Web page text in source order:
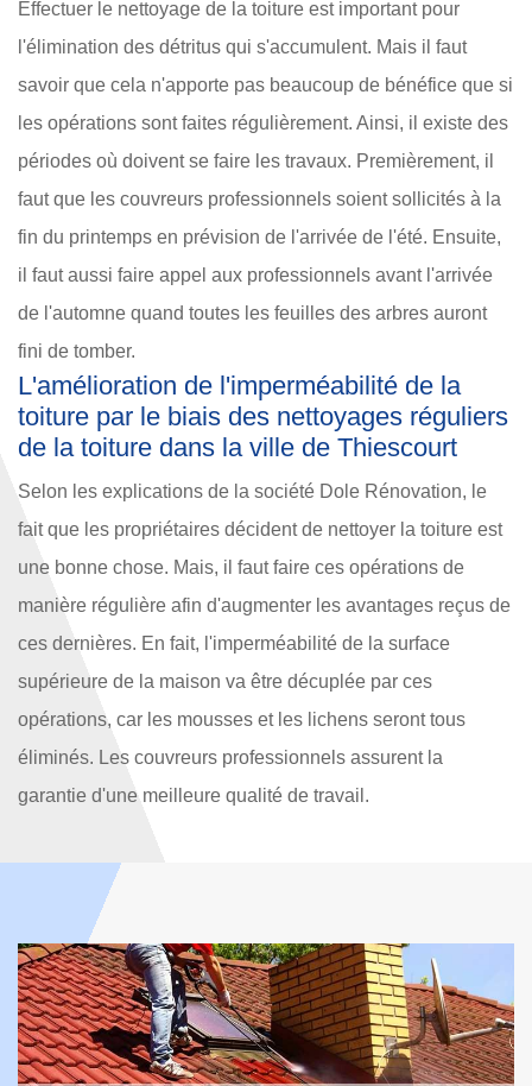
Effectuer le nettoyage de la toiture est important pour
l'élimination des détritus qui s'accumulent. Mais il faut
savoir que cela n'apporte pas beaucoup de bénéfice que si
les opérations sont faites régulièrement. Ainsi, il existe des
périodes où doivent se faire les travaux. Premièrement, il
faut que les couvreurs professionnels soient sollicités à la
fin du printemps en prévision de l'arrivée de l'été. Ensuite,
il faut aussi faire appel aux professionnels avant l'arrivée
de l'automne quand toutes les feuilles des arbres auront
fini de tomber.
L'amélioration de l'imperméabilité de la
toiture par le biais des nettoyages réguliers
de la toiture dans la ville de Thiescourt
Selon les explications de la société Dole Rénovation, le
fait que les propriétaires décident de nettoyer la toiture est
une bonne chose. Mais, il faut faire ces opérations de
manière régulière afin d'augmenter les avantages reçus de
ces dernières. En fait, l'imperméabilité de la surface
supérieure de la maison va être décuplée par ces
opérations, car les mousses et les lichens seront tous
éliminés. Les couvreurs professionnels assurent la
garantie d'une meilleure qualité de travail.